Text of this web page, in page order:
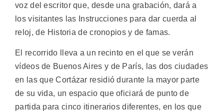
voz del escritor que, desde una grabación, dará a
los visitantes las Instrucciones para dar cuerda al
reloj, de Historia de cronopios y de famas.
El recorrido lleva a un recinto en el que se verán
vídeos de Buenos Aires y de París, las dos ciudades
en las que Cortázar residió durante la mayor parte
de su vida, un espacio que oficiará de punto de
partida para cinco itinerarios diferentes, en los que